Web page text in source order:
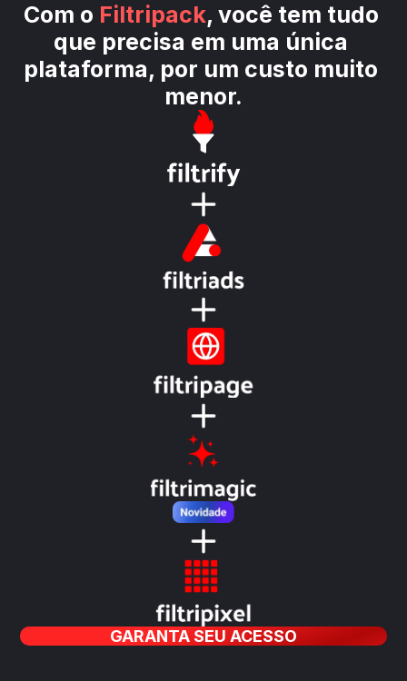
Com o Filtripack, você tem tudo
que precisa em uma única
plataforma, por um custo muito
menor.
GARANTA SEU ACESSO